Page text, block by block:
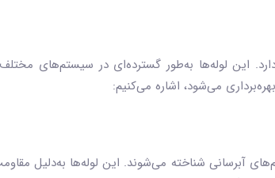
این لوله‌ها به‌طور گسترده‌ای در سیستم‌های
سیستم‌های آبرسانی شناخته می‌شوند. این لوله‌ها به‌دلیل